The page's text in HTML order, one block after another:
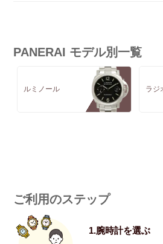
PANERAI モデル別一覧
ルミノール ラジ
ご利用のステップ
1.腕時計を選ぶ